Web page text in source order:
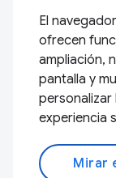
El
ofrecen
ampliación,
pantalla y
experiencia
Mirar